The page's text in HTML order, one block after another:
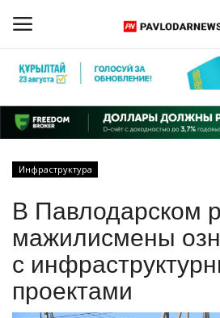
Главная
ПАВЛОДАРСКАЯ ОБЛАСТЬ
КАЗАХСТАН
МИР
Инфраструктура
В Павлодарском
мажилисмены
с
проектами